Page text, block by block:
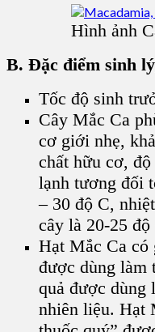
Hình ảnh
B. Đặc điểm sinh
Tốc độ sinh
Cây Mắc Ca
cơ giới nhẹ,
chất hữu cơ,
lạnh tương đối
– 30 độ C,
cây là 20-25 độ
Hạt Mắc Ca có
được dùng làm
quả được dùng
nhiên liệu. Hạt